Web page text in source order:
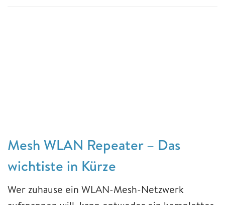
Mesh WLAN Repeater – Das
wichtiste in Kürze
Wer zuhause ein WLAN-Mesh-Netzwerk